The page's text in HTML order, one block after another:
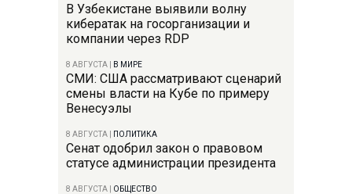
В Узбекистане выявили волну
кибератак на госорганизации и
компании через RDP
8 АВГУСТА В МИРЕ
СМИ: США рассматривают сценарий
смены власти на Кубе по примеру
Венесуэлы
8 АВГУСТА ПОЛИТИКА
Сенат одобрил закон о правовом
статусе администрации президента
8 АВГУСТА ОБЩЕСТВО